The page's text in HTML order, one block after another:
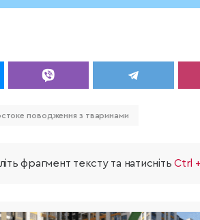
поводження з тваринами
фрагмент тексту та натиснітьCtrl